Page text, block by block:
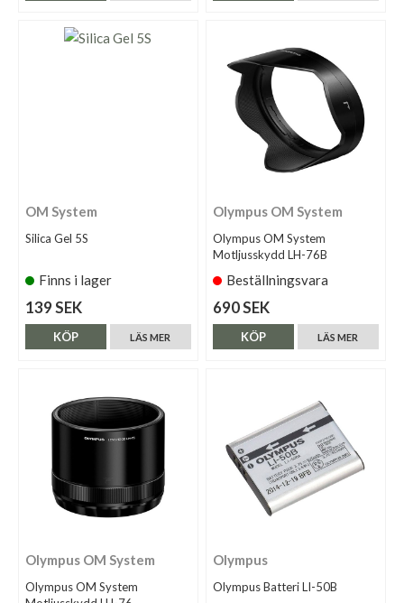
OM System
Silica Gel 5S
Finns i lager
139 SEK
LÄS MER
KÖP
Olympus OM System
Olympus OM System
Motljusskydd LH-76B
Beställningsvara
690 SEK
LÄS MER
KÖP
Olympus OM System
Olympus OM System
Olympus
Olympus Batteri LI-50B